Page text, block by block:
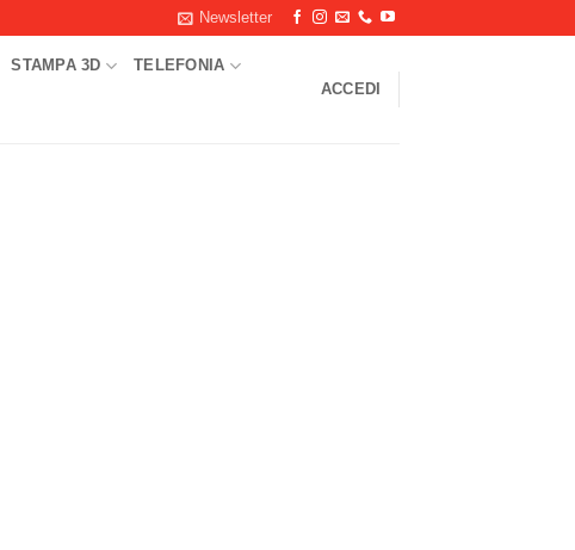
Newsletter
STAMPA 3D TELEFONIA
ACCEDI